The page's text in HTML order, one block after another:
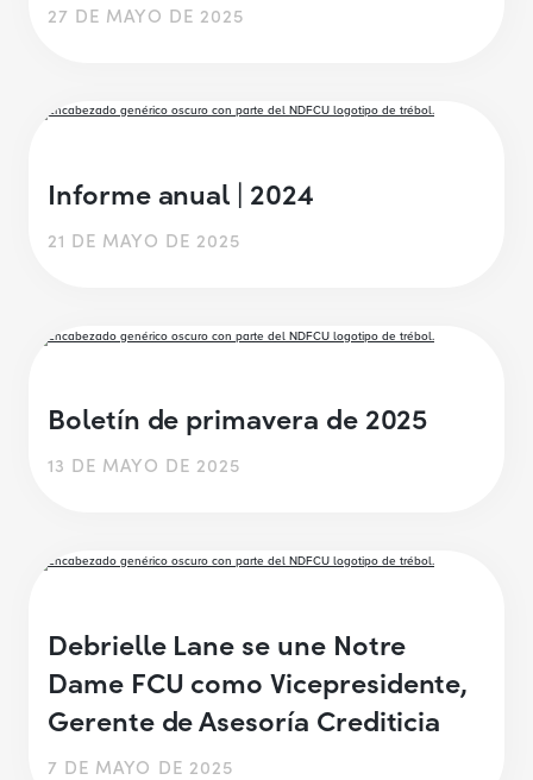
27 DE MAYO DE 2025
Informe anual | 2024
21 DE MAYO DE 2025
Boletín de primavera de 2025
13 DE MAYO DE 2025
Debrielle Lane se une Notre
Dame FCU como Vicepresidente,
Gerente de Asesoría Crediticia
7 DE MAYO DE 2025